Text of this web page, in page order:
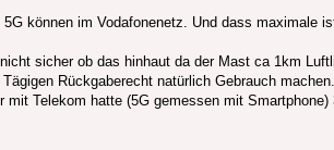
können im Vodafonenetz. Und dass maximale
sicher ob das hinhaut da der Mast ca 1km
Rückgaberecht natürlich Gebrauch
Telekom hatte (5G gemessen mit